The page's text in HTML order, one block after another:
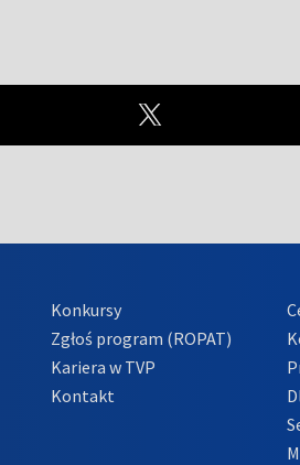
Konkursy
Zgłoś program (ROPAT)
Kariera w TVP
Kontakt